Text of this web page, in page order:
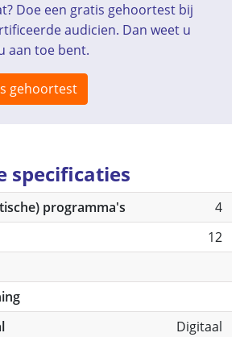
Doe een gratis gehoortest bij
audicien. Dan weet u
aan toe bent.
gehoortest
specificaties
programma's
4
12
Digitaal